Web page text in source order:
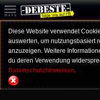
Diese Website verwendet
auswerten, um nutzungsbasiert
anzuzeigen. Weitere
du deren Verwendung
Datenschutzhinweisen.